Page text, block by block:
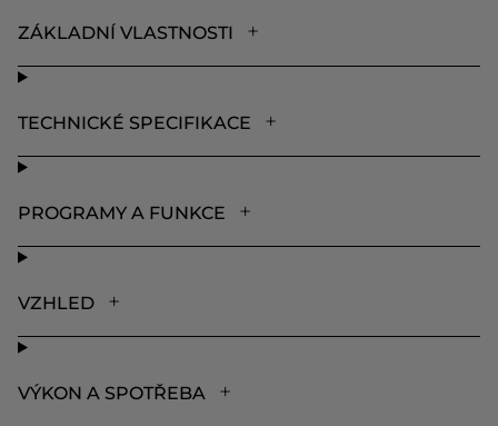
ZÁKLADNÍ VLASTNOSTI
TECHNICKÉ SPECIFIKACE
PROGRAMY A FUNKCE
VZHLED
VÝKON A SPOTŘEBA